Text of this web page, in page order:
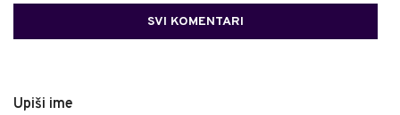
SVI KOMENTARI
Upiši ime